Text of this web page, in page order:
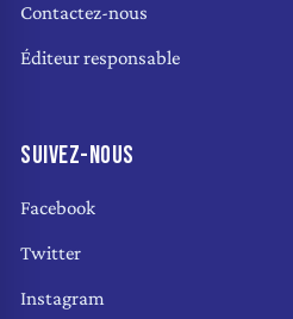
Contactez-nous
Éditeur responsable
SUIVEZ-NOUS
Facebook
Twitter
Instagram